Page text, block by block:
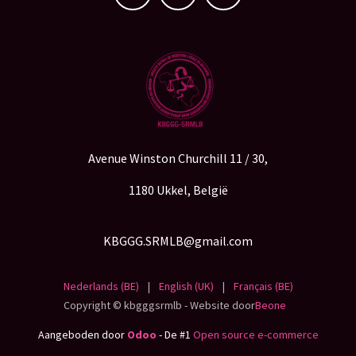
Avenue Winston Churchill 11 / 30,
1180 Ukkel, België
KBGGG.SRMLB@gmail.com
Copyright © kbgggsrmlb - Website doorBeone
Nederlands (BE) | English (UK) | Français (BE)
Aangeboden door Odoo - De #1 Open source e-commerce